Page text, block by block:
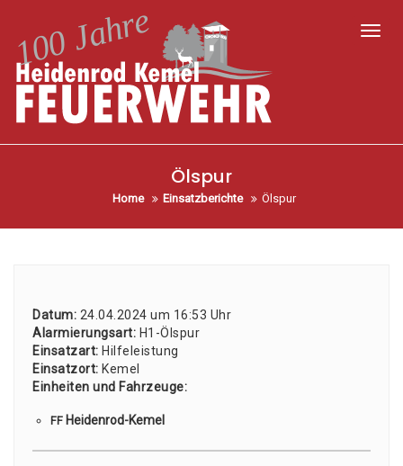
Ölspur
Home Einsatzberichte Ölspur
Datum: 24.04.2024 um 16:53 Uhr
Alar­mie­rungs­art: H1-Ölspur
Ein­satz­art: Hil­fe­leis­tung
Ein­satz­ort: Kemel
Ein­hei­ten und Fahr­zeu­ge:
FF Hei­den­rod-Kemel